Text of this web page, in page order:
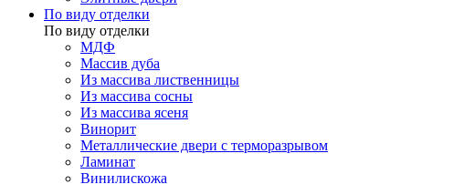
По виду отделки
По виду отделки
МДФ
Массив дуба
Из массива лиственницы
Из массива сосны
Из массива ясеня
Винорит
Металлические двери с терморазрывом
Ламинат
Винилискожа